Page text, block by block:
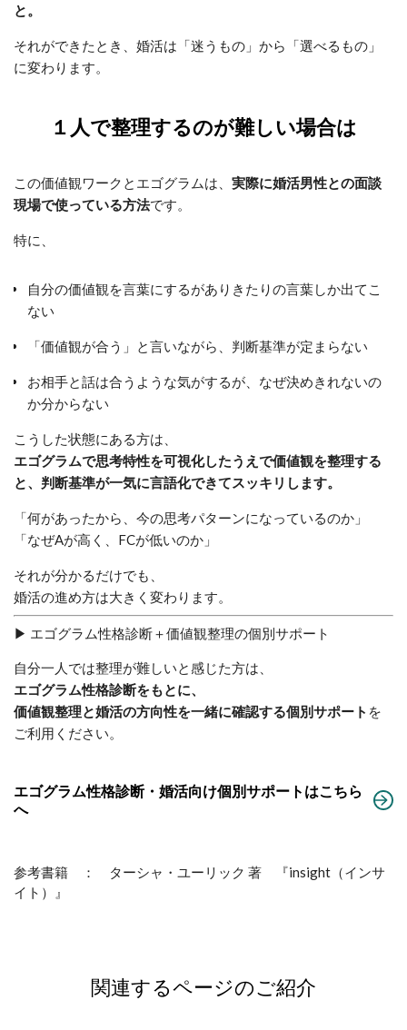
と。
それができたとき、婚活は「迷うもの」から「選べるもの」
に変わります。
１人で整理するのが難しい場合は
この価値観ワークとエゴグラムは、 実際に婚活男性との面談
現場で使っている方法です。
特に、
自分の価値観を言葉にするがありきたりの言葉しか出てこ
ない
「価値観が合う」と言いながら、判断基準が定まらない
お相手と話は合うような気がするが、なぜ決めきれないの
か分からない
こうした状態にある方は、
エゴグラムで思考特性を可視化したうえで価値観を整理する
と、判断基準が一気に言語化できてスッキリします。
「何があったから、今の思考パターンになっているのか」
「なぜAが高く、FCが低いのか」
それが分かるだけでも、
婚活の進め方は大きく変わります。
▶︎ エゴグラム性格診断＋価値観整理の個別サポート
自分一人では整理が難しいと感じた方は、
エゴグラム性格診断をもとに、
価値観整理と婚活の方向性を一緒に確認する個別サポート を
ご利用ください。
エゴグラム性格診断・婚活向け個別サポートはこちら
へ
参考書籍 ：
ターシャ・ユーリック 著 『insight（インサ
イト）』
関連するページのご紹介